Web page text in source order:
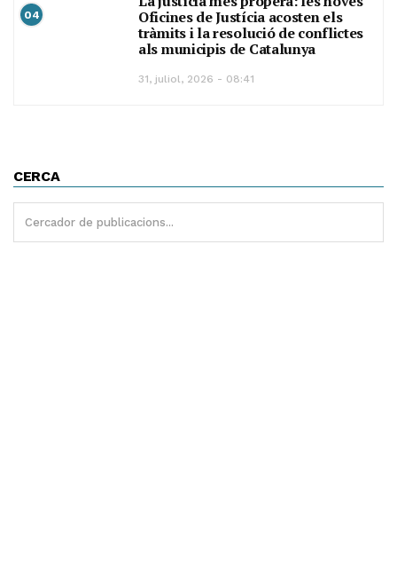
04
Oficines de Justícia acosten els
tràmits i la resolució de conflictes
als municipis de Catalunya
31, juliol, 2026 - 08:41
CERCA